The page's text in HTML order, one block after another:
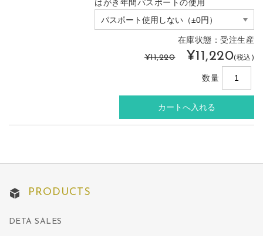
はがき年間パスポートの使用
在庫状態：受注生産
¥11,220
¥11,220(税込)
数量
PRODUCTS
DETA SALES